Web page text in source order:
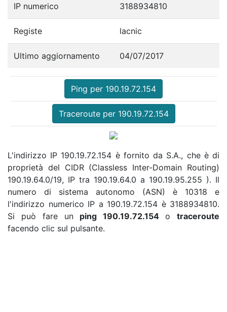
IP numerico 3188934810
Registe lacnic
Ultimo aggiornamento 04/07/2017
Ping per 190.19.72.154
Traceroute per 190.19.72.154
L'indirizzo IP 190.19.72.154 è fornito da S.A., che è di
proprietà del CIDR (Classless Inter-Domain Routing)
190.19.64.0/19, IP tra 190.19.64.0 a 190.19.95.255 ). Il
numero di sistema autonomo (ASN) è 10318 e
l'indirizzo numerico IP a 190.19.72.154 è 3188934810.
Si può fare un ping 190.19.72.154otraceroute
facendo clic sul pulsante.